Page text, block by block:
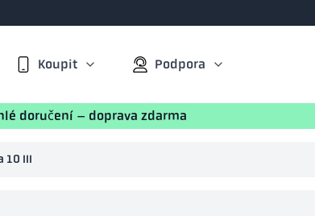
Koupit Podpora
doručení – doprava zdarma
10 III